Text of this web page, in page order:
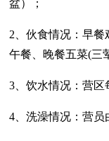
盆）；
2、伙食情况：早餐
午餐、晚餐五菜(三
3、饮水情况：营区
4、洗澡情况：营员